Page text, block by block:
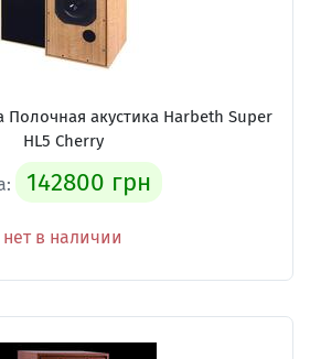
Полочная акустика Harbeth Super
HL5 Cherry
142800 грн
нет в наличии